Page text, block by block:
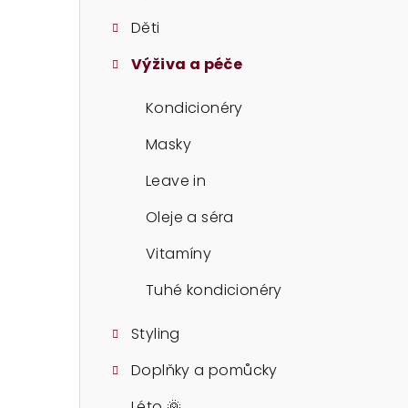
Děti
Výživa a péče
Kondicionéry
Masky
Leave in
Oleje a séra
Vitamíny
Tuhé kondicionéry
Styling
Doplňky a pomůcky